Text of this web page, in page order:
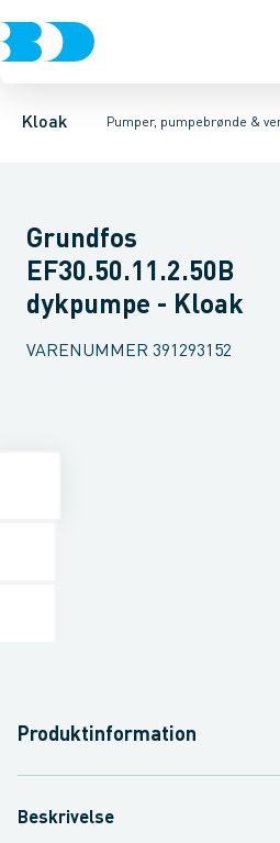
Kloak Pumper, pumpebrønde &
Rør & fittingsBrøndeBrøndgods
Pumpebrønde til gråt spildevand
KælderpumperEntreprenør
Grundfos
EF30.50.11.2.50B
dykpumpe - Kloak
VARENUMMER 391293152
Produktinformation
Beskrivelse